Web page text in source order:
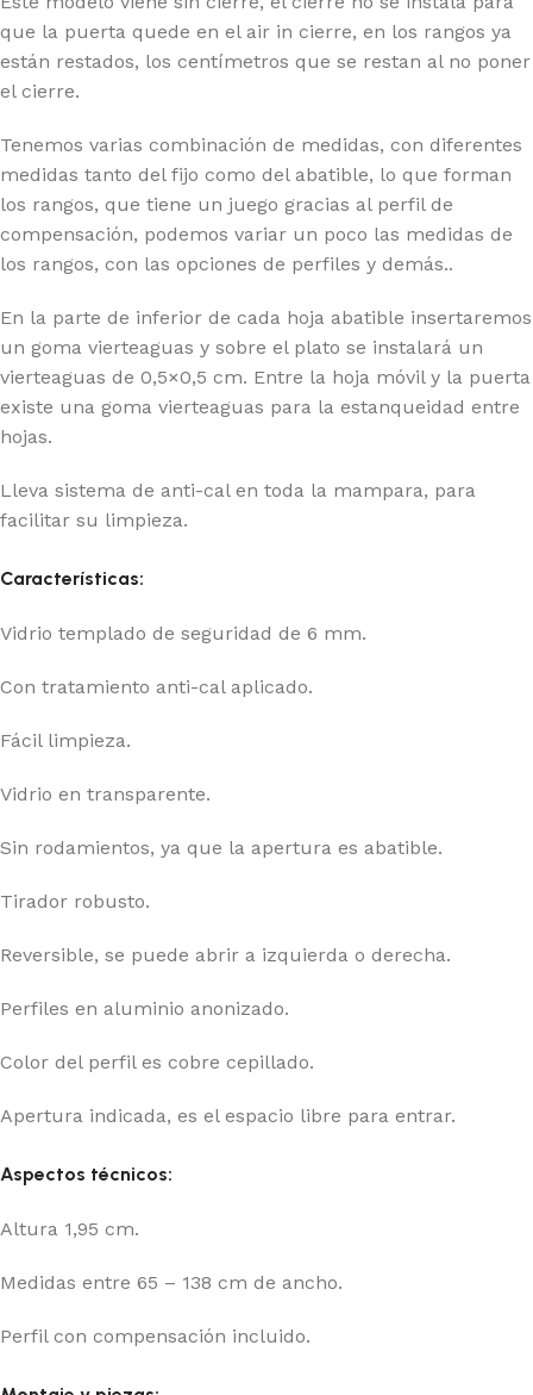
que la puerta quede en el air in cierre, en los rangos ya
están restados, los centímetros que se restan al no poner
el cierre.
Tenemos varias combinación de medidas, con diferentes
medidas tanto del fijo como del abatible, lo que forman
los rangos, que tiene un juego gracias al perfil de
compensación, podemos variar un poco las medidas de
los rangos, con las opciones de perfiles y demás..
En la parte de inferior de cada hoja abatible insertaremos
un goma vierteaguas y sobre el plato se instalará un
vierteaguas de 0,5×0,5 cm. Entre la hoja móvil y la puerta
existe una goma vierteaguas para la estanqueidad entre
hojas.
Lleva sistema de anti-cal en toda la mampara, para
facilitar su limpieza.
Características:
Vidrio templado de seguridad de 6 mm.
Con tratamiento anti-cal aplicado.
Fácil limpieza.
Vidrio en transparente.
Sin rodamientos, ya que la apertura es abatible.
Tirador robusto.
Reversible, se puede abrir a izquierda o derecha.
Perfiles en aluminio anonizado.
Color del perfil es cobre cepillado.
Apertura indicada, es el espacio libre para entrar.
Aspectos técnicos:
Altura 1,95 cm.
Medidas entre 65 – 138 cm de ancho.
Perfil con compensación incluido.